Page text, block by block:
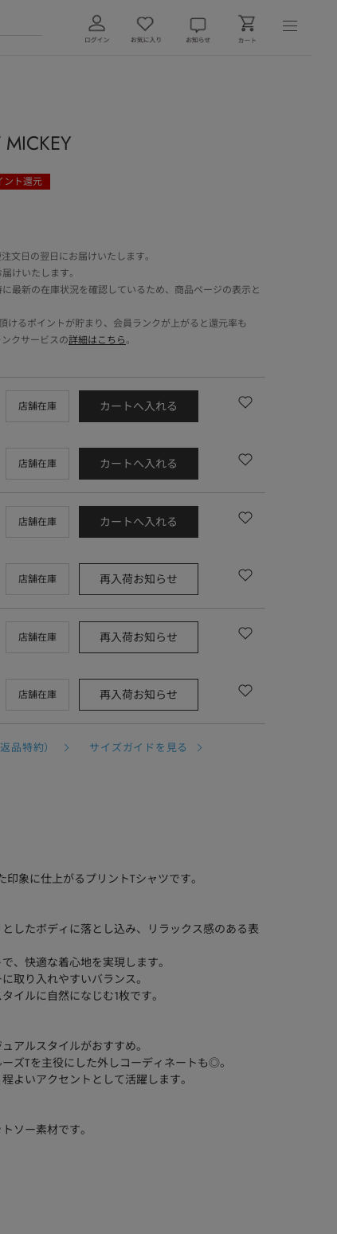
ント還元
文日の翌日にお届けいたします。
けいたします。
最新の在庫状況を確認しているため、商品ページの表示と
けるポイントが貯まり、会員ランクが上がると還元率も
クサービスの詳細はこちら。
店舗在庫 カートへ入れる
店舗在庫 カートへ入れる
店舗在庫 カートへ入れる
店舗在庫 再入荷お知らせ
店舗在庫 再入荷お知らせ
店舗在庫 再入荷お知らせ
品特約）
サイズガイドを見る
象に仕上がるプリントTシャツです。
したボディに落とし込み、リラックス感のある表
、快適な着心地を実現します。
取り入れやすいバランス。
イルに自然になじむ1枚です。
アルスタイルがおすすめ。
ズTを主役にした外しコーディネートも◎。
よいアクセントとして活躍します。
ソー素材です。